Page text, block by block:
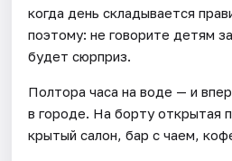
когда день складывается
поэтому: не говорите детям
будет сюрприз.
Полтора часа на воде — и
в городе. На борту открытая
крытый салон, бар с чаем,